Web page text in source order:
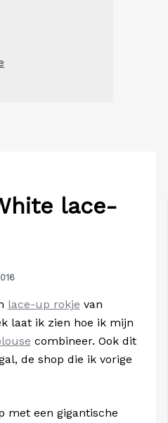
lace-
lace-up rokje van
laat ik zien hoe ik mijn
combineer. Ook dit
de shop die ik vorige
met een gigantische